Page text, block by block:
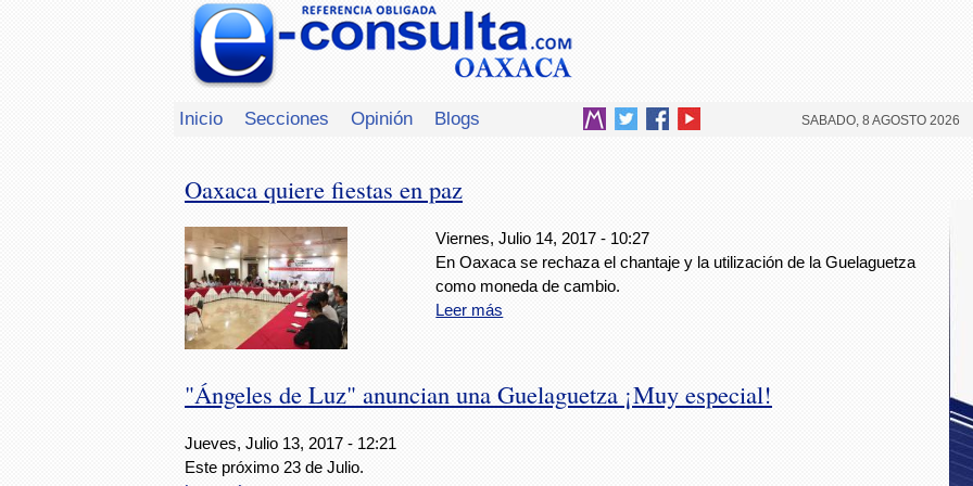
Inicio Secciones Opinión Blogs SABADO, 8 AGOSTO 2026
Oaxaca quiere fiestas en paz
Viernes, Julio 14, 2017 - 10:27
En Oaxaca se rechaza el chantaje y la utilización de la Guelaguetza
como moneda de cambio.
Leer más
"Ángeles de Luz" anuncian una Guelaguetza ¡Muy especial!
Jueves, Julio 13, 2017 - 12:21
Este próximo 23 de Julio.